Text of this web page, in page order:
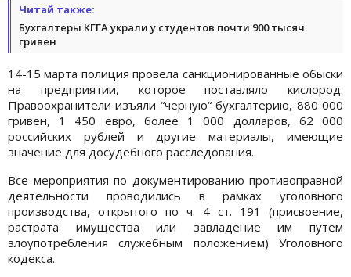
Читай также:
Бухгалтеры КГГА украли у студентов почти 900 тысяч
гривен
14-15 марта полиция провела санкционированные обыски
на предприятии, которое поставляло кислород.
Правоохранители изъяли “черную“ бухгалтерию, 880 000
гривен, 1 450 евро, более 1 000 долларов, 62 000
российских рублей и другие материалы, имеющие
значение для досудебного расследования.
Все мероприятия по документированию противоправной
деятельности проводились в рамках уголовного
производства, открытого по ч. 4 ст. 191 (присвоение,
растрата имущества или завладение им путем
злоупотребления служебным положением) Уголовного
кодекса.